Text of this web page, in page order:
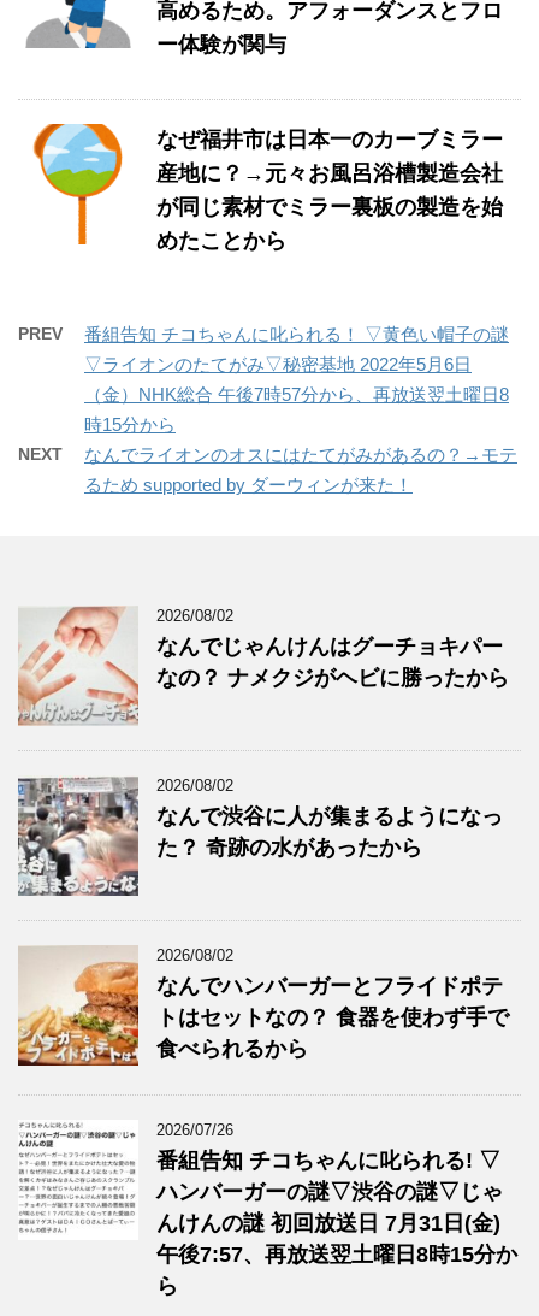
高めるため。アフォーダンスとフロ
ー体験が関与
なぜ福井市は日本一のカーブミラー
産地に？→元々お風呂浴槽製造会社
が同じ素材でミラー裏板の製造を始
めたことから
PREV
番組告知 チコちゃんに叱られる！ ▽黄色い帽子の謎
▽ライオンのたてがみ▽秘密基地 2022年5月6日
（金）NHK総合 午後7時57分から、再放送翌土曜日8
時15分から
NEXT
なんでライオンのオスにはたてがみがあるの？→モテ
るため supported by ダーウィンが来た！
2026/08/02
なんでじゃんけんはグーチョキパー
なの？ ナメクジがヘビに勝ったから
2026/08/02
なんで渋谷に人が集まるようになっ
た？ 奇跡の水があったから
2026/08/02
なんでハンバーガーとフライドポテ
トはセットなの？ 食器を使わず手で
食べられるから
2026/07/26
番組告知 チコちゃんに叱られる! ▽
ハンバーガーの謎▽渋谷の謎▽じゃ
んけんの謎 初回放送日 7月31日(金)
午後7:57、再放送翌土曜日8時15分か
ら